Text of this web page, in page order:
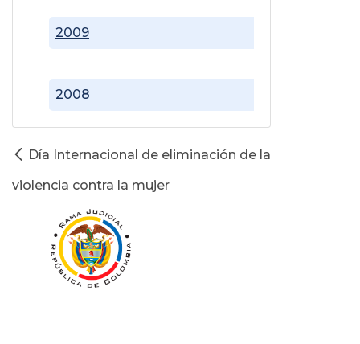
2008
2009
Día Internacional de eliminación de la
violencia contra la mujer